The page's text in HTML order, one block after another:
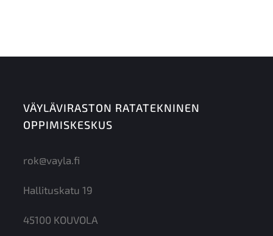
VÄYLÄVIRASTON RATATEKNINEN
OPPIMISKESKUS
rok@vayla.fi
Hallituskatu 19
45100 KOUVOLA